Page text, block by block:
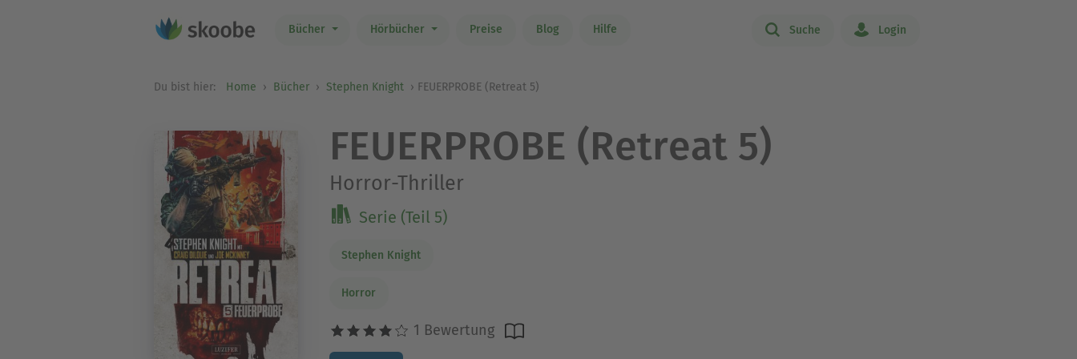
Bücher Hörbücher Preise Blog Hilfe Suche Login
Du bist hier: Home Bücher Stephen Knight FEUERPROBE (Retreat 5)
FEUERPROBE (Retreat 5)
Horror-Thriller
Serie (Teil 5)
Stephen Knight
Horror
1 Bewertung